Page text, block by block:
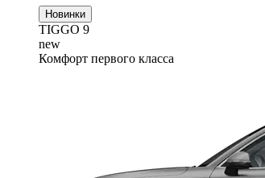
Новинки
TIGGO 9
new
Комфорт первого класса